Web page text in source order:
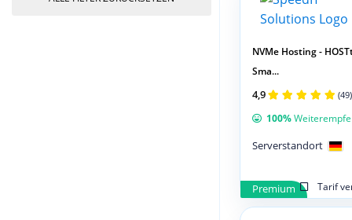
Premium Tarif
NVMe Hosting -
Sma...
4,9 (49)
100%
Serverstandort